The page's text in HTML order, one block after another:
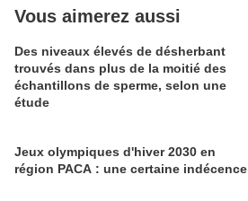
Vous aimerez aussi
Des niveaux élevés de désherbant
trouvés dans plus de la moitié des
échantillons de sperme, selon une
étude
Jeux olympiques d'hiver 2030 en
région PACA : une certaine indécence